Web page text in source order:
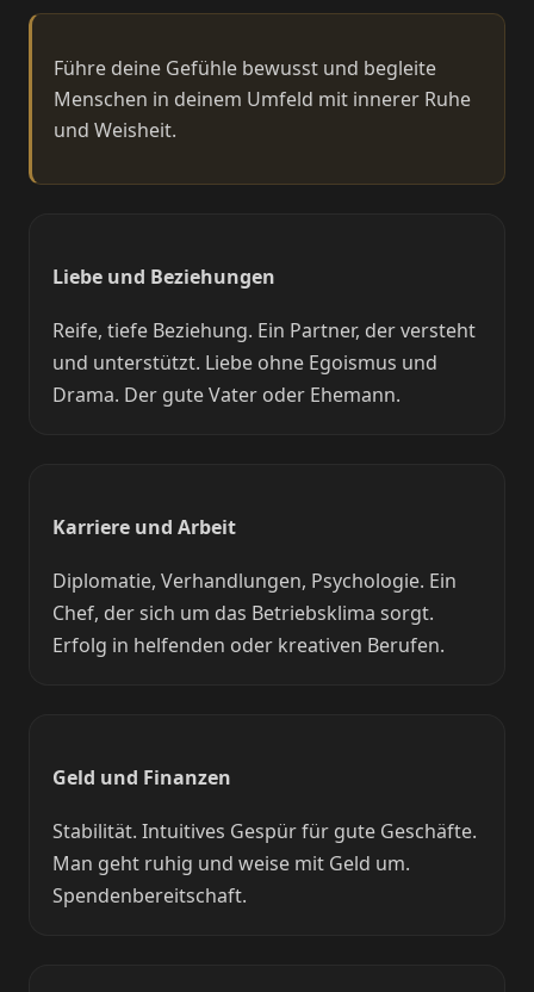
Führe deine Gefühle bewusst und begleite
Menschen in deinem Umfeld mit innerer Ruhe
und Weisheit.
Liebe und Beziehungen
Reife, tiefe Beziehung. Ein Partner, der versteht
und unterstützt. Liebe ohne Egoismus und
Drama. Der gute Vater oder Ehemann.
Karriere und Arbeit
Diplomatie, Verhandlungen, Psychologie. Ein
Chef, der sich um das Betriebsklima sorgt.
Erfolg in helfenden oder kreativen Berufen.
Geld und Finanzen
Stabilität. Intuitives Gespür für gute Geschäfte.
Man geht ruhig und weise mit Geld um.
Spendenbereitschaft.